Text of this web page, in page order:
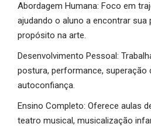
Abordagem Humana: Foco em
ajudando o aluno a encontrar sua
propósito na arte.
Desenvolvimento Pessoal:
postura, performance, superação
autoconfiança.
Ensino Completo: Oferece aulas
teatro musical, musicalização